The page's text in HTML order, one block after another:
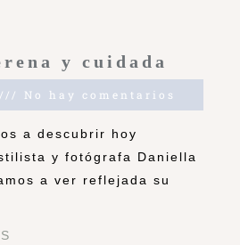
y cuidada
No hay comentarios
a descubrir hoy
y fotógrafa Daniella
a ver reflejada su